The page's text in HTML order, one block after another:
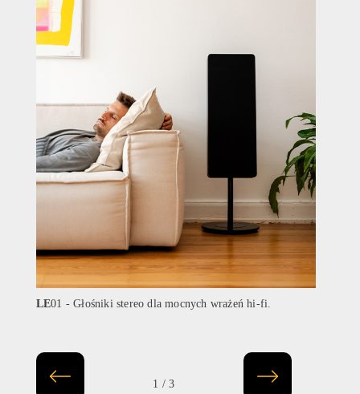
LE01 - Głośniki stereo dla mocnych wrażeń hi-fi.
1 / 3